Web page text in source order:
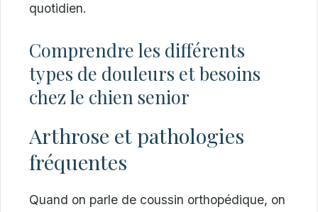
quotidien.
Comprendre les différents
types de douleurs et besoins
chez le chien senior
Arthrose et pathologies
fréquentes
Quand on parle de coussin orthopédique, on